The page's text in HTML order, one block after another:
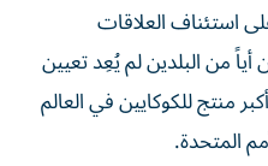
استئناف العلاقات
من البلدين لم يُعِد تعيين
منتج للكوكايين في العالم
المتحدة.